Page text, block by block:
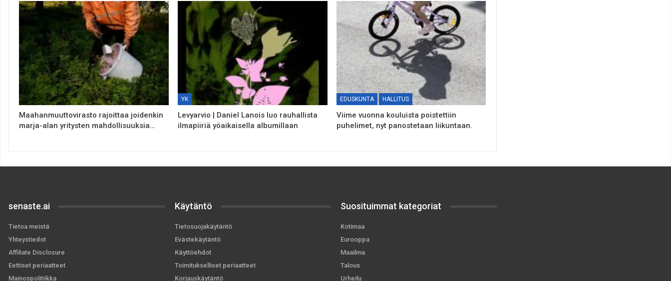
Maahanmuuttovirasto rajoittaa joidenkin
marja-alan yritysten mahdollisuuksia…
YK
Levyarvio | Daniel Lanois luo rauhallista
ilmapiiriä yöaikaisella albumillaan
EDUSKUNTA HALLITUS
Viime vuonna kouluista poistettiin
puhelimet, nyt panostetaan liikuntaan.
senaste.ai
Tietoa meistä
Yhteystiedot
Affiliate Disclosure
Eettiset periaatteet
Mainospolitiikka
Käytäntö
Tietosuojakäytäntö
Evästekäytäntö
Käyttöehdot
Toimitukselliset periaatteet
Korjauskäytäntö
Suosituimmat kategoriat
Kotimaa
Eurooppa
Maailma
Talous
Urheilu